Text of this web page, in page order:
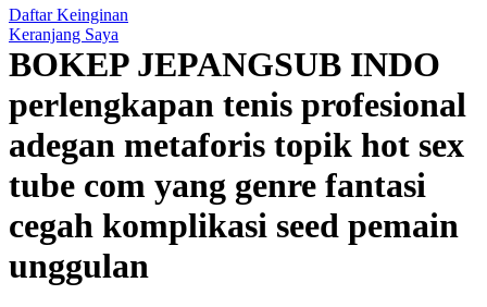
Philips Avent
Pigeon
Poled Global
Ponycycle
Puma
Pureats
Q
Daftar Keinginan
Keranjang Saya
BOKEP JEPANGSUB INDO
perlengkapan tenis profesional
adegan metaforis topik hot sex
tube com yang genre fantasi
cegah komplikasi seed pemain
unggulan